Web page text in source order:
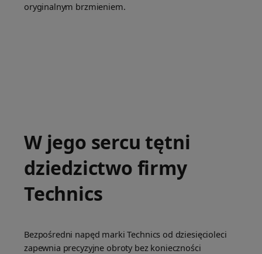
oryginalnym brzmieniem.
W jego sercu tętni
dziedzictwo firmy
Technics
Bezpośredni napęd marki Technics od dziesięcioleci
zapewnia precyzyjne obroty bez konieczności